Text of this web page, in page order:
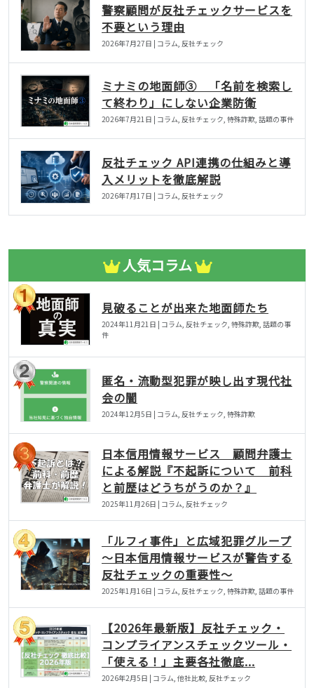
警察顧問が反社チェックサービスを
不要という理由
2026年7月27日 | コラム, 反社チェック
ミナミの地面師③ 「名前を検索し
て終わり」にしない企業防衛
2026年7月21日 | コラム, 反社チェック, 特殊詐欺, 話題の事件
反社チェック API連携の仕組みと導
入メリットを徹底解説
2026年7月17日 | コラム, 反社チェック
人気コラム
見破ることが出来た地面師たち
2024年11月21日 | コラム, 反社チェック, 特殊詐欺, 話題の事
件
匿名・流動型犯罪が映し出す現代社
会の闇
2024年12月5日 | コラム, 反社チェック, 特殊詐欺
日本信用情報サービス 顧問弁護士
による解説『不起訴について 前科
と前歴はどうちがうのか？』
2025年11月26日 | コラム, 反社チェック
「ルフィ事件」と広域犯罪グループ
〜日本信用情報サービスが警告する
反社チェックの重要性〜
2025年1月16日 | コラム, 反社チェック, 特殊詐欺, 話題の事件
【2026年最新版】反社チェック・
コンプライアンスチェックツール・
「使える！」主要各社徹底...
2026年2月5日 | コラム, 他社比較, 反社チェック